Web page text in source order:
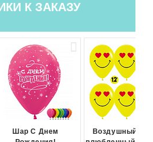
К ЗАКАЗУ
Шар С Днем
Воздушный